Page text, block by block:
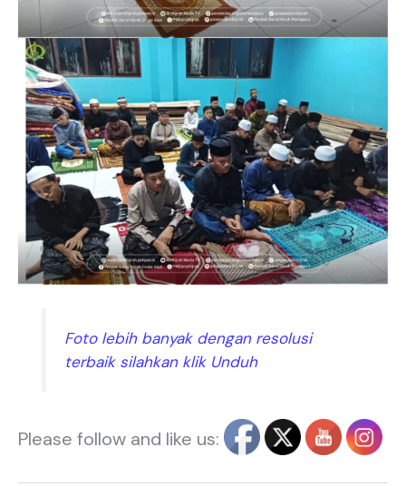
Foto lebih banyak dengan resolusi
terbaik silahkan klik Unduh
Please follow and like us: